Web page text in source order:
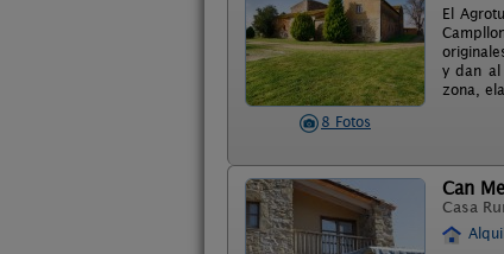
8 Fotos
El
y dan al
zona,
Can
Casa